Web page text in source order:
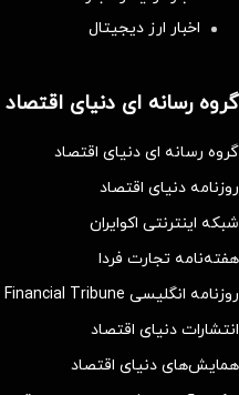
اخبار ارز دیجیتال
گروه رسانه ای دنیای اقتصاد
گروه رسانه ای دنیای اقتصاد
روزنامه دنیای اقتصاد
شبکه اینترنتی اکوایران
هفته‌نامه تجارت فردا
روزنامه انگلیسی Financial Tribune
انتشارات دنیای اقتصاد
همایش‌های دنیای اقتصاد